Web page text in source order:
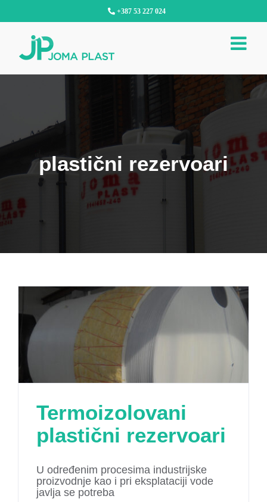
+387 53 227 024
plastični rezervoari
Termoizolovani
plastični rezervoari
U određenim procesima industrijske
proizvodnje kao i pri eksplataciji vode
javlja se potreba